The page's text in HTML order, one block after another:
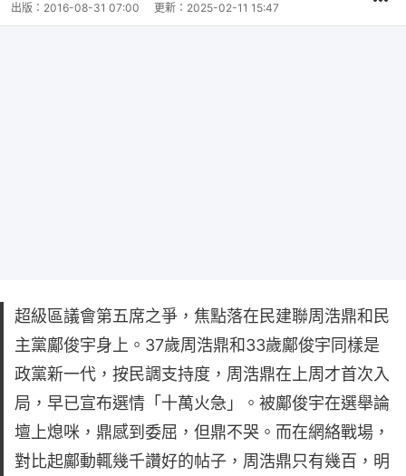
出版： 2016-08-31 07:00 更新： 2025-02-11 15:47
超級區議會第五席之爭，焦點落在民建聯周浩鼎和民
主黨鄺俊宇身上。37歲周浩鼎和33歲鄺俊宇同樣是
政黨新一代，按民調支持度，周浩鼎在上周才首次入
局，早已宣布選情「十萬火急」。被鄺俊宇在選舉論
壇上熄咪，鼎感到委屈，但鼎不哭。而在網絡戰場，
對比起鄺動輒幾千讚好的帖子，周浩鼎只有幾百，明